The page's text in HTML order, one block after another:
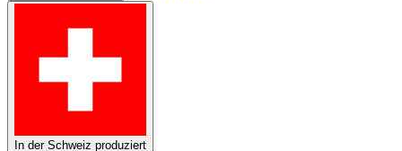
In der Schweiz produziert